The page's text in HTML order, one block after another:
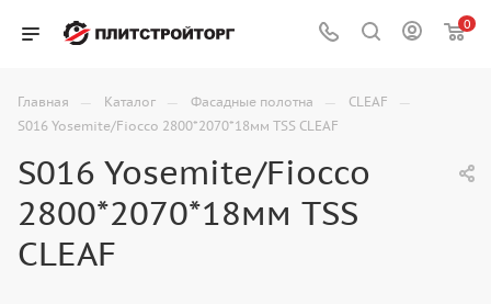
0
Главная — Каталог — Фасадные полотна — CLEAF —
S016 Yosemite/Fiocco 2800*2070*18мм TSS CLEAF
S016 Yosemite/Fiocco
2800*2070*18мм TSS
CLEAF